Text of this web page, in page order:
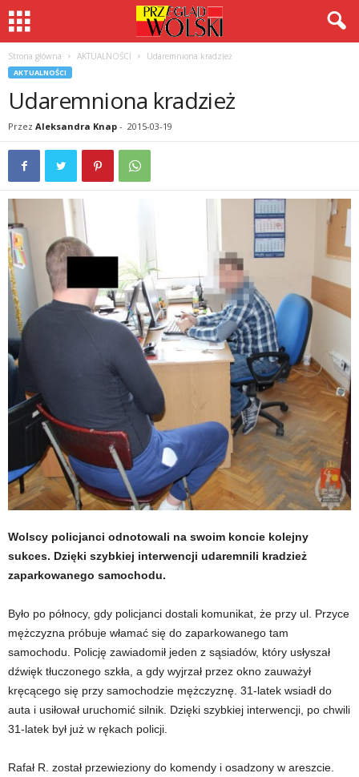
Strona główna AKTUALNOŚCI Udaremniona kradzież
AKTUALNOŚCI
Udaremniona kradzież
Przez Aleksandra Knap - 2015-03-19
Wolscy policjanci odnotowali na swoim koncie kolejny
sukces. Dzięki szybkiej interwencji udaremnili kradzież
zaparkowanego samochodu.
Było po północy, gdy policjanci dostali komunikat, że przy ul. Przyce
mężczyzna próbuje włamać się do zaparkowanego tam
samochodu. Policję zawiadomił jeden z sąsiadów, który usłyszał
dźwięk tłuczonego szkła, a gdy wyjrzał przez okno zauważył
kręcącego się przy samochodzie mężczyznę. 31-latek wsiadł do
auta i usiłował uruchomić silnik. Dzięki szybkiej interwencji, po chwili
31-latek był już w rękach policji.
Rafał R. został przewieziony do komendy i osadzony w areszcie.